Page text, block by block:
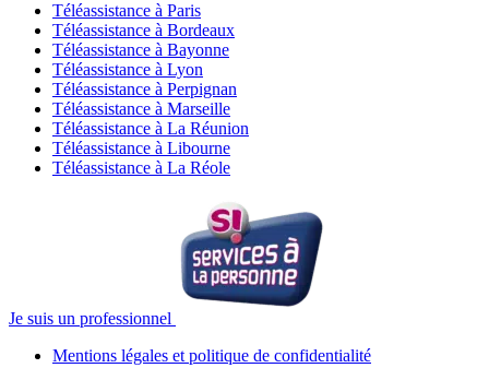
Téléassistance à Paris
Téléassistance à Bordeaux
Téléassistance à Bayonne
Téléassistance à Lyon
Téléassistance à Perpignan
Téléassistance à Marseille
Téléassistance à La Réunion
Téléassistance à Libourne
Téléassistance à La Réole
Je suis un professionnel
Mentions légales et politique de confidentialité